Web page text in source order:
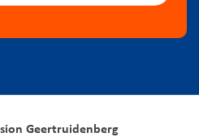
Geertruidenberg